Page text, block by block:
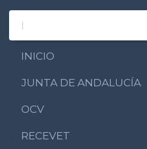
INICIO
JUNTA DE ANDALUCÍA
OCV
RECEVET